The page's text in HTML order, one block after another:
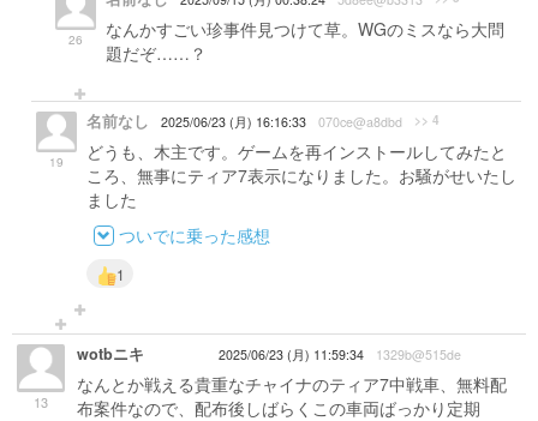
26
なんかすごい珍事件見つけて草。WGのミスなら大問
題だぞ……？
19
名前なし 2025/06/23 (月) 16:16:33 070ce@a8dbd >> 4
どうも、木主です。ゲームを再インストールしてみたと
ころ、無事にティア7表示になりました。お騒がせいたし
ました
ついでに乗った感想
1
13
wotbニキ 2025/06/23 (月) 11:59:34 1329b@515de
なんとか戦える貴重なチャイナのティア7中戦車、無料配
布案件なので、配布後しばらくこの車両ばっかり定期